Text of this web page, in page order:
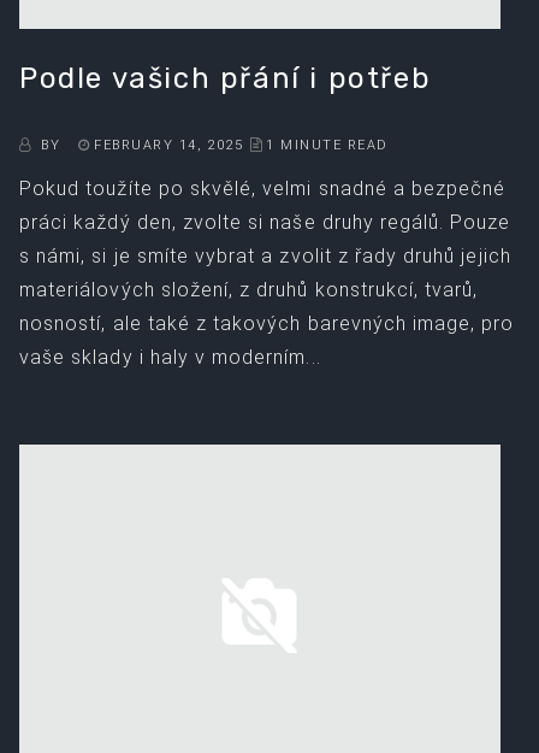
Podle vašich přání i potřeb
BY FEBRUARY 14, 2025 1 MINUTE READ
Pokud toužíte po skvělé, velmi snadné a bezpečné
práci každý den, zvolte si naše druhy regálů. Pouze
s námi, si je smíte vybrat a zvolit z řady druhů jejich
materiálových složení, z druhů konstrukcí, tvarů,
nosností, ale také z takových barevných image, pro
vaše sklady i haly v moderním...